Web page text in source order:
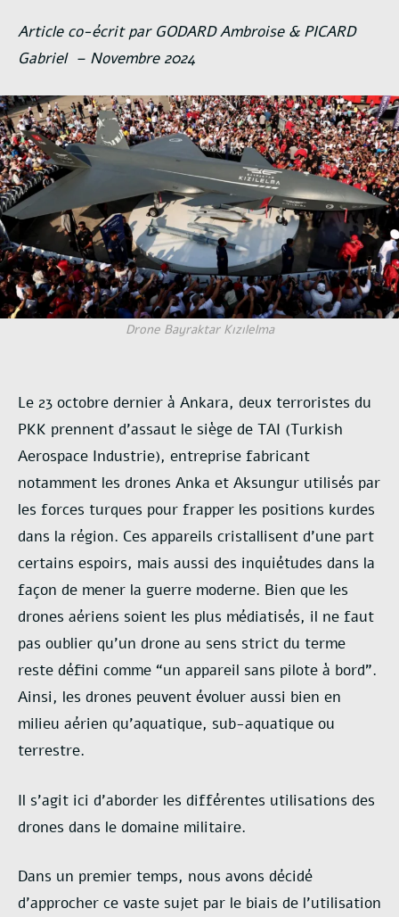
Article co-écrit par GODARD Ambroise & PICARD
Gabriel – Novembre 2024
Drone Bayraktar Kızılelma
Le 23 octobre dernier à Ankara, deux terroristes du
PKK prennent d’assaut le siège de TAI (Turkish
Aerospace Industrie), entreprise fabricant
notamment les drones Anka et Aksungur utilisés par
les forces turques pour frapper les positions kurdes
dans la région. Ces appareils cristallisent d’une part
certains espoirs, mais aussi des inquiétudes dans la
façon de mener la guerre moderne. Bien que les
drones aériens soient les plus médiatisés, il ne faut
pas oublier qu’un drone au sens strict du terme
reste défini comme “un appareil sans pilote à bord”.
Ainsi, les drones peuvent évoluer aussi bien en
milieu aérien qu’aquatique, sub-aquatique ou
terrestre.
Il s’agit ici d’aborder les différentes utilisations des
drones dans le domaine militaire.
Dans un premier temps, nous avons décidé
d’approcher ce vaste sujet par le biais de l’utilisation